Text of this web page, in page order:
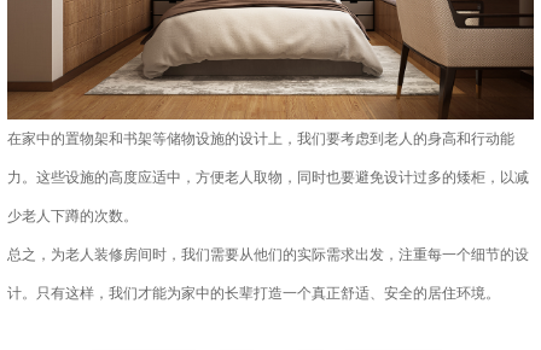
在家中的置物架和书架等储物设施的设计上，我们要考虑到老人的身高和行动能
力。这些设施的高度应适中，方便老人取物，同时也要避免设计过多的矮柜，以减
少老人下蹲的次数。
总之，为老人装修房间时，我们需要从他们的实际需求出发，注重每一个细节的设
计。只有这样，我们才能为家中的长辈打造一个真正舒适、安全的居住环境。